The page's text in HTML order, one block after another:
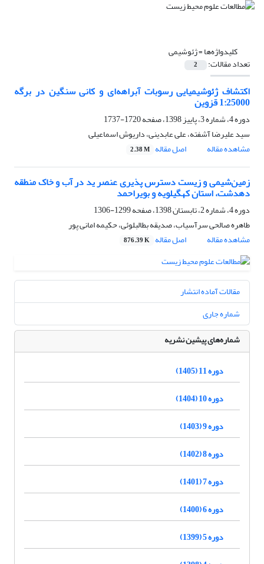
کلیدواژه‌ها =ژئوشیمی
تعداد مقالات: 2
اکتشاف ژئوشیمیایی رسوبات آبراهه‌ای و کانی سنگین در برگه
1:25000 قزوین
دوره 4، شماره 3، پاییز 1398، صفحه
1720-1737
سید علیرضا آشفته، علی عابدینی، داریوش اسماعیلی
مشاهده مقاله
اصل مقاله 2.38 M
زمین‌شیمی و زیست دسترس پذیری عنصر ید در آب و خاک منطقه
دهدشت، استان کهگیلویه و بویراحمد
دوره 4، شماره 2، تابستان 1398، صفحه
1299-1306
طاهره صالحی سرآسیاب، صدیقه بطالبلوئی، حکیمه امانی پور
مشاهده مقاله
اصل مقاله 876.39 K
مقالات آماده انتشار
شماره جاری
شماره‌های پیشین نشریه
دوره 11 (1405)
دوره 10 (1404)
دوره 9 (1403)
دوره 8 (1402)
دوره 7 (1401)
دوره 6 (1400)
دوره 5 (1399)